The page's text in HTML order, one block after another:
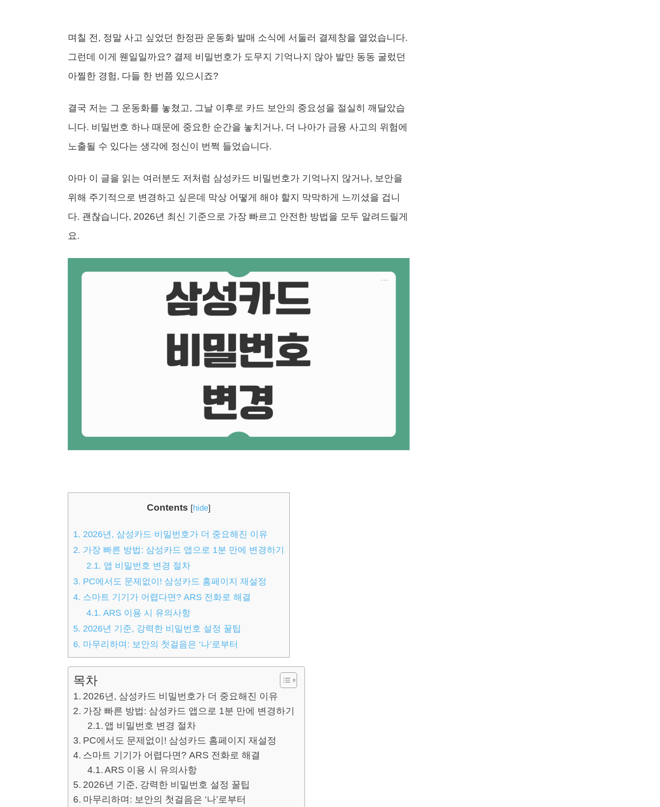
며칠 전, 정말 사고 싶었던 한정판 운동화 발매 소식에 서둘러 결제창을 열었습니다.
그런데 이게 웬일일까요? 결제 비밀번호가 도무지 기억나지 않아 발만 동동 굴렀던
아찔한 경험, 다들 한 번쯤 있으시죠?
결국 저는 그 운동화를 놓쳤고, 그날 이후로 카드 보안의 중요성을 절실히 깨달았습
니다. 비밀번호 하나 때문에 중요한 순간을 놓치거나, 더 나아가 금융 사고의 위험에
노출될 수 있다는 생각에 정신이 번쩍 들었습니다.
아마 이 글을 읽는 여러분도 저처럼 삼성카드 비밀번호가 기억나지 않거나, 보안을
위해 주기적으로 변경하고 싶은데 막상 어떻게 해야 할지 막막하게 느끼셨을 겁니
다. 괜찮습니다, 2026년 최신 기준으로 가장 빠르고 안전한 방법을 모두 알려드릴게
요.
Contents [hide]
1. 2026년, 삼성카드 비밀번호가 더 중요해진 이유
2. 가장 빠른 방법: 삼성카드 앱으로 1분 만에 변경하기
2.1. 앱 비밀번호 변경 절차
3. PC에서도 문제없이! 삼성카드 홈페이지 재설정
4. 스마트 기기가 어렵다면? ARS 전화로 해결
4.1. ARS 이용 시 유의사항
5. 2026년 기준, 강력한 비밀번호 설정 꿀팁
6. 마무리하며: 보안의 첫걸음은 ‘나’로부터
목차
2026년, 삼성카드 비밀번호가 더 중요해진 이유
가장 빠른 방법: 삼성카드 앱으로 1분 만에 변경하기
앱 비밀번호 변경 절차
PC에서도 문제없이! 삼성카드 홈페이지 재설정
스마트 기기가 어렵다면? ARS 전화로 해결
ARS 이용 시 유의사항
2026년 기준, 강력한 비밀번호 설정 꿀팁
마무리하며: 보안의 첫걸음은 ‘나’로부터